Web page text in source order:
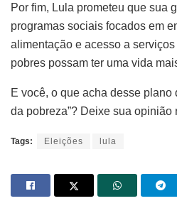
Por fim, Lula prometeu que sua
programas sociais focados em
alimentação e acesso a
pobres possam ter uma vida
E você, o que acha desse plano
da pobreza”? Deixe sua opinião
Tags: Eleições lula